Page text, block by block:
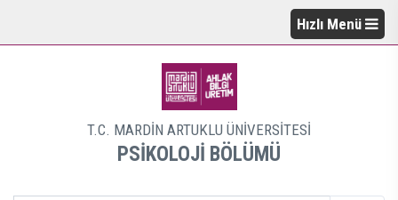
Hızlı Menü
T.C. MARDİN ARTUKLU ÜNİVERSİTESİ
PSİKOLOJİ BÖLÜMÜ